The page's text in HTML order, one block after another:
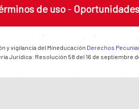
de uso -
y vigilancia del Mineducación Derechos
Jurídica: Resolución 58 del 16 de septiembre